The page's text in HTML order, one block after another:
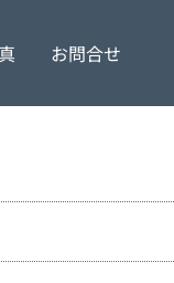
沿革
工事
集要項
お問合せ